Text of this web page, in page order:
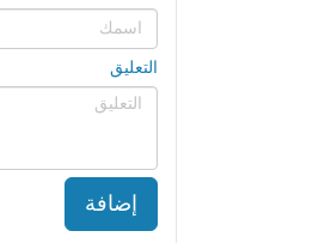
التعليق
إضافة